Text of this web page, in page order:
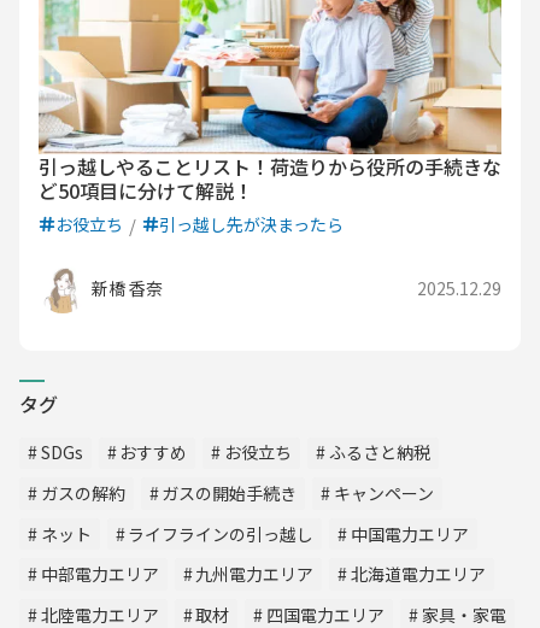
引っ越しやることリスト！荷造りから役所の手続きな
ど50項目に分けて解説！
お役立ち 引っ越し先が決まったら
新橋 香奈 2025.12.29
タグ
SDGs おすすめ お役立ち
ふるさと納税
ガスの解約
ガスの開始手続き
キャンペーン
ネット
ライフラインの引っ越し
中国電力エリア
中部電力エリア
九州電力エリア
北海道電力エリア
北陸電力エリア
取材 四国電力エリア
家具・家電